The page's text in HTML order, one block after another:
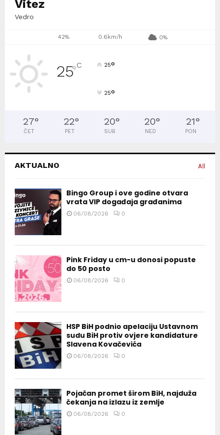
Vitez
Vedro
42% 0.6km/h 0%
25°C 25°
25°
27°
ČET
22°
PET
20°
SUB
20°
NED
21°
PON
AKTUALNO All
Bingo Group i ove godine otvara
vrata VIP događaja građanima
06/08/2026 0
Pink Friday u cm-u donosi popuste
do 50 posto
06/08/2026 0
HSP BiH podnio apelaciju Ustavnom
sudu BiH protiv ovjere kandidature
Slavena Kovačevića
06/08/2026 0
Pojačan promet širom BiH, najduža
čekanja na izlazu iz zemlje
06/08/2026 0